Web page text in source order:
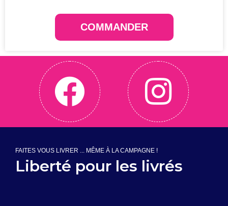
COMMANDER
FAITES VOUS LIVRER ... MÊME À LA CAMPAGNE !
Liberté pour les livrés